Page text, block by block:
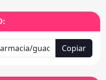
Copiar